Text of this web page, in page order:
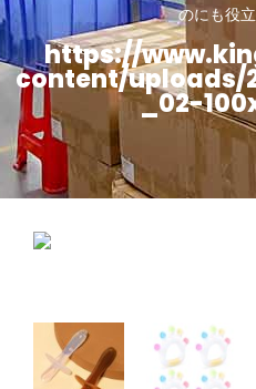
のにも役立
https://
content/uploads/
_02-